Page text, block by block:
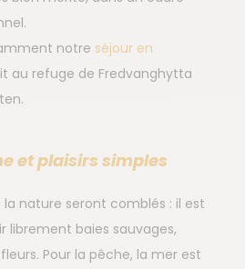
notre séjour en
au refuge de Fredvanghytta
et plaisirs simples
la nature seront comblés : il est
librement baies sauvages,
Pour la pêche, la mer est